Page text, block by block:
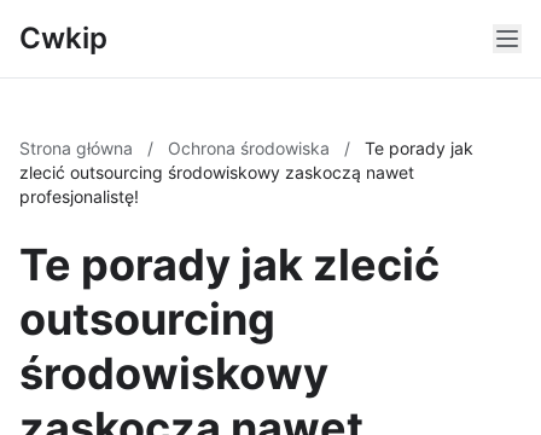
Cwkip
Strona główna / Ochrona środowiska /
Te porady jak
zlecić outsourcing środowiskowy zaskoczą nawet
profesjonalistę!
Te porady jak zlecić
outsourcing
środowiskowy